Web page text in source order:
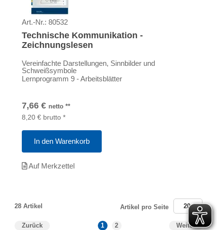
Art.-Nr.: 80532
Technische Kommunikation -
Zeichnungslesen
Vereinfachte Darstellungen, Sinnbilder und
Schweißsymbole
Lernprogramm 9 - Arbeitsblätter
7,66 € netto **
8,20 € brutto *
In den Warenkorb
Auf Merkzettel
28 Artikel
Zurück 1 2 Weiter
Artikel pro Seite 20